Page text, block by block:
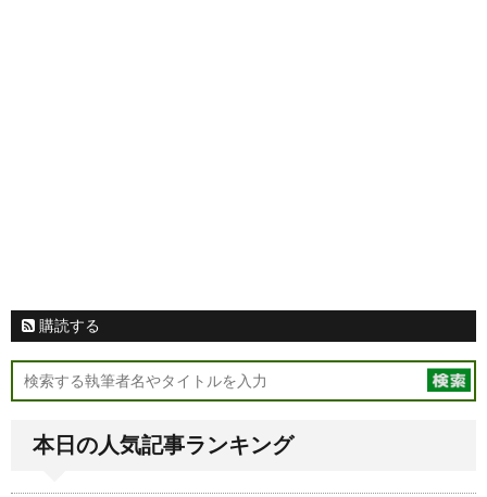
購読する
本日の人気記事ランキング